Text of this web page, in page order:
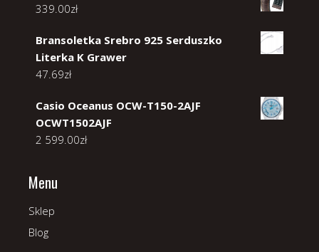
339.00zł
Bransoletka Srebro 925 Serduszko
Literka K Grawer
47.69zł
Casio Oceanus OCW-T150-2AJF
OCWT1502AJF
2 599.00zł
Menu
Sklep
Blog